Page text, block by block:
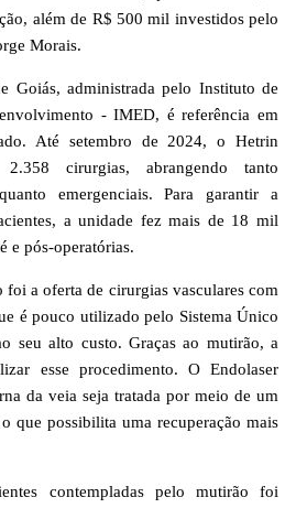
além de R$ 500 mil investidos pelo
Morais.
Goiás, administrada pelo Instituto de
- IMED, é referência em
Até setembro de 2024, o Hetrin
cirurgias, abrangendo tanto
emergenciais. Para garantir a
a unidade fez mais de 18 mil
e pós-operatórias.
a oferta de cirurgias vasculares com
é pouco utilizado pelo Sistema Único
seu alto custo. Graças ao mutirão, a
esse procedimento. O Endolaser
da veia seja tratada por meio de um
que possibilita uma recuperação mais
contempladas pelo mutirão foi